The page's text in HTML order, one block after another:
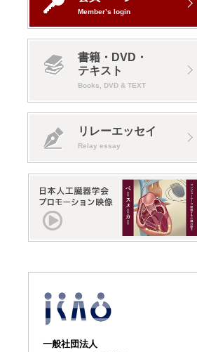
Member’s login
書籍・DVD・
テキスト
Books, DVD & TEXT
リレーエッセイ
Relay essay
一般社団法人